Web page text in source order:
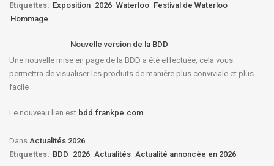
Etiquettes: Exposition 2026 Waterloo Festival de Waterloo
Hommage
Nouvelle version de la BDD
Une nouvelle mise en page de la BDD a été effectuée, cela vous
permettra de visualiser les produits de manière plus conviviale et plus
facile
Le nouveau lien est bdd.frankpe.com
Dans Actualités 2026
Etiquettes: BDD 2026 Actualités Actualité annoncée en 2026